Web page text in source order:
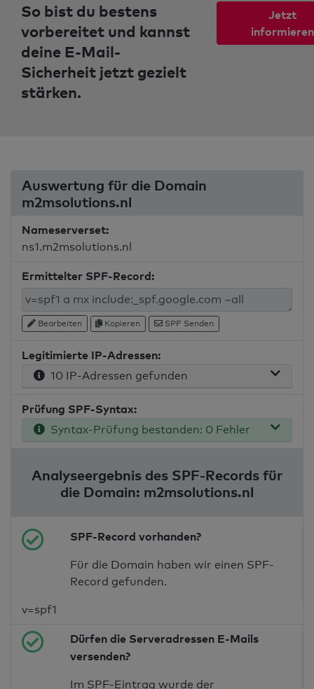
So bist du bestens
vorbereitet und kannst
deine E-Mail-
Sicherheit jetzt gezielt
stärken.
Jetzt
informieren
Auswertung für die Domain
m2msolutions.nl
Nameserverset:
ns1.m2msolutions.nl
Ermittelter SPF-Record:
Bearbeiten Kopieren SPF Senden
Legitimierte IP-Adressen:
10 IP-Adressen gefunden
Prüfung SPF-Syntax:
Syntax-Prüfung bestanden: 0 Fehler
Analyseergebnis des SPF-Records für
die Domain: m2msolutions.nl
SPF-Record vorhanden?
Für die Domain haben wir einen SPF-
Record gefunden.
v=spf1
Dürfen die Serveradressen E-Mails
versenden?
Im SPF-Eintrag wurde der